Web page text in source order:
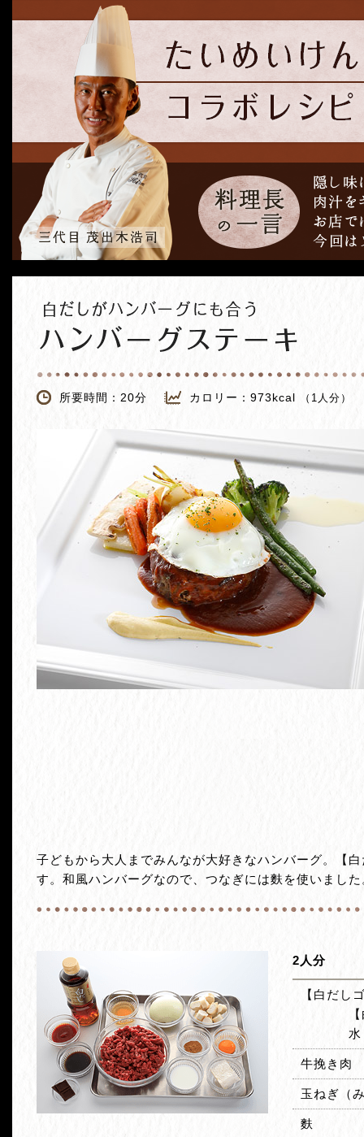
所要時間：20分 カロリー：973kcal （1人分）
子どもから大人までみんなが大好きなハンバーグ。【
す。和風ハンバーグなので、つなぎには麩を使いました
2人分
【白だし
牛挽き肉
玉ねぎ（
麩